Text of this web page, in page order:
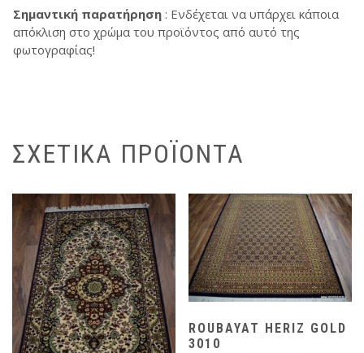
Σημαντική παρατήρηση : Ενδέχεται να υπάρχει κάποια
απόκλιση στο χρώμα του προϊόντος από αυτό της
φωτογραφίας!
ΣΧΕΤΙΚΆ ΠΡΟΪΌΝΤΑ
ROUBAYAT HERIZ GOLD
3010